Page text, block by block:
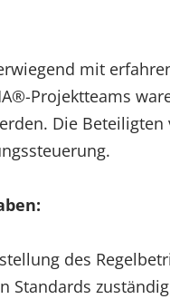
mit
Projektteams
Die
des